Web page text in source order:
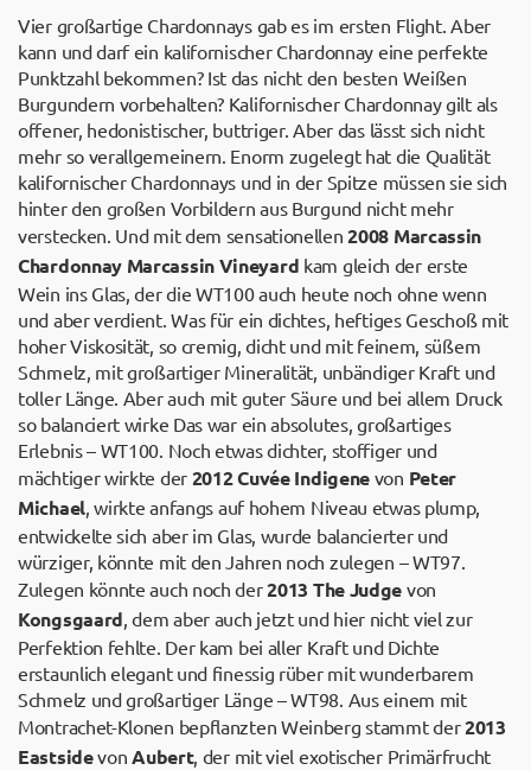
Vier großartige Chardonnays gab es im ersten Flight. Aber
kann und darf ein kalifornischer Chardonnay eine perfekte
Punktzahl bekommen? Ist das nicht den besten Weißen
Burgundern vorbehalten? Kalifornischer Chardonnay gilt als
offener, hedonistischer, buttriger. Aber das lässt sich nicht
mehr so verallgemeinern. Enorm zugelegt hat die Qualität
kalifornischer Chardonnays und in der Spitze müssen sie sich
hinter den großen Vorbildern aus Burgund nicht mehr
verstecken. Und mit dem sensationellen2008 Marcassin
Chardonnay Marcassin Vineyard kam gleich der erste
Wein ins Glas, der die WT100 auch heute noch ohne wenn
und aber verdient. Was für ein dichtes, heftiges Geschoß mit
hoher Viskosität, so cremig, dicht und mit feinem, süßem
Schmelz, mit großartiger Mineralität, unbändiger Kraft und
toller Länge. Aber auch mit guter Säure und bei allem Druck
so balanciert wirke Das war ein absolutes, großartiges
Erlebnis – WT100. Noch etwas dichter, stoffiger und
mächtiger wirkte der 2012 Cuvée Indigene von Peter
Michael , wirkte anfangs auf hohem Niveau etwas plump,
entwickelte sich aber im Glas, wurde balancierter und
würziger, könnte mit den Jahren noch zulegen – WT97.
Zulegen könnte auch noch der2013 The Judge von
Kongsgaard , dem aber auch jetzt und hier nicht viel zur
Perfektion fehlte. Der kam bei aller Kraft und Dichte
erstaunlich elegant und finessig rüber mit wunderbarem
Schmelz und großartiger Länge – WT98. Aus einem mit
Montrachet-Klonen bepflanzten Weinberg stammt der2013
Eastsidevon Aubert, der mit viel exotischer Primärfrucht